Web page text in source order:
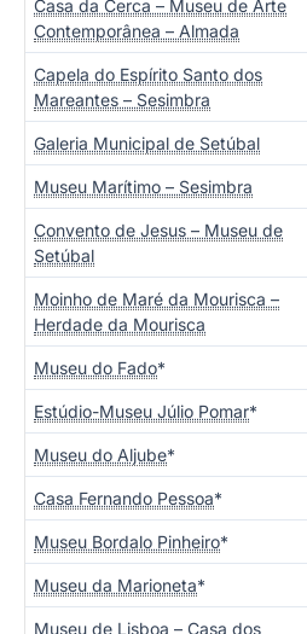
Casa da Cerca – Museu de Arte
Contemporânea – Almada
Capela do Espírito Santo dos
Mareantes – Sesimbra
Galeria Municipal de Setúbal
Museu Marítimo – Sesimbra
Convento de Jesus – Museu de
Setúbal
Moinho de Maré da Mourisca –
Herdade da Mourisca
Museu do Fado*
Estúdio-Museu Júlio Pomar*
Museu do Aljube*
Casa Fernando Pessoa*
Museu Bordalo Pinheiro*
Museu da Marioneta*
Museu de Lisboa – Casa dos